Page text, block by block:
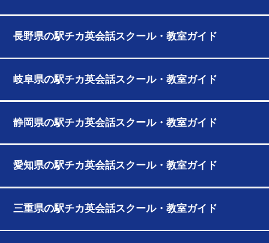
長野県の駅チカ英会話スクール・教室ガイド
岐阜県の駅チカ英会話スクール・教室ガイド
静岡県の駅チカ英会話スクール・教室ガイド
愛知県の駅チカ英会話スクール・教室ガイド
三重県の駅チカ英会話スクール・教室ガイド